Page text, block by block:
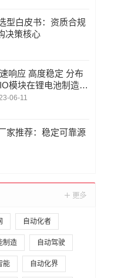
型白皮书：资质合规
决策核心
响应 高度稳定 分布
模块在锂电池制造的
揭秘 | 支持Modbu
IP、BACnet/IP等多
06-11
家推荐：稳定可靠源
自动化者
制造 自动驾驶
能 自动化界